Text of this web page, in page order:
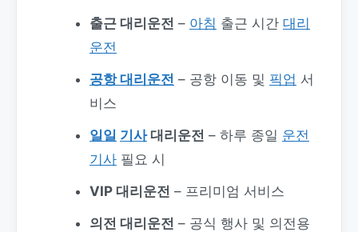
출근 대리운전 – 아침 출근 시간 대리
운전
공항 대리운전 – 공항 이동 및 픽업 서
비스
일일 기사대리운전 – 하루 종일 운전
기사 필요 시
VIP 대리운전 – 프리미엄 서비스
의전 대리운전 – 공식 행사 및 의전용